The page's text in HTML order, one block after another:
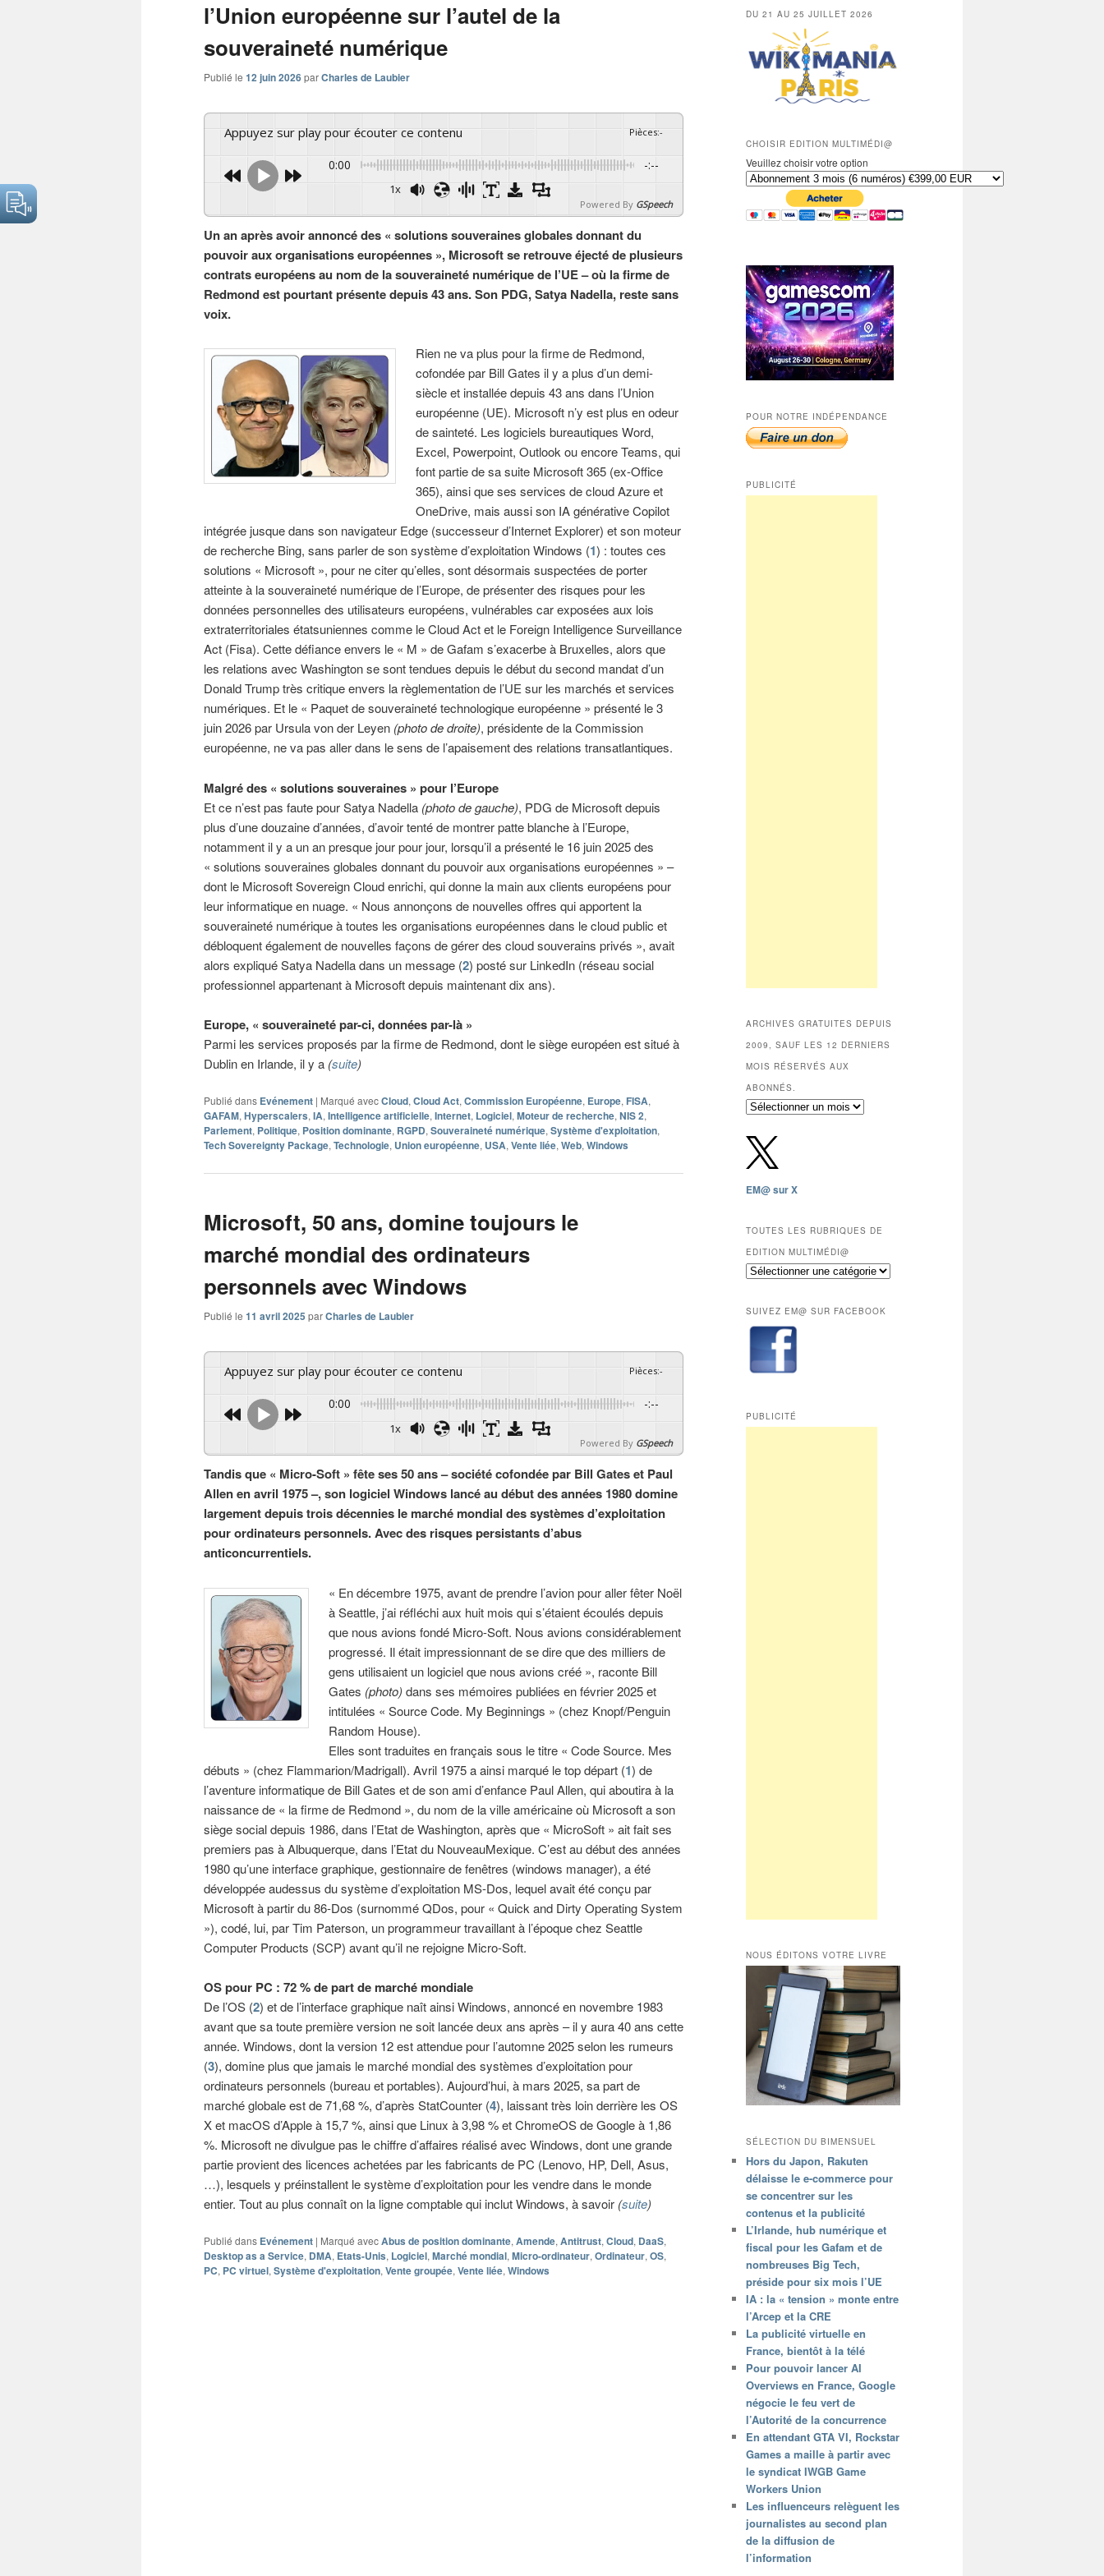
l’Union européenne sur l’autel de la
souveraineté numérique
Publié le 12 juin 2026parCharles de Laubier
Appuyez sur play pour écouter ce contenu Pièces:-
0:00 -:--
1x
Powered By GSpeech
Un an après avoir annoncé des « solutions souveraines globales donnant du
pouvoir aux organisations européennes », Microsoft se retrouve éjecté de plusieurs
contrats européens au nom de la souveraineté numérique de l’UE – où la firme de
Redmond est pourtant présente depuis 43 ans. Son PDG, Satya Nadella, reste sans
voix.
Rien ne va plus pour la firme de Redmond,
cofondée par Bill Gates il y a plus d’un demi-
siècle et installée depuis 43 ans dans l’Union
européenne (UE). Microsoft n’y est plus en odeur
de sainteté. Les logiciels bureautiques Word,
Excel, Powerpoint, Outlook ou encore Teams, qui
font partie de sa suite Microsoft 365 (ex-Office
365), ainsi que ses services de cloud Azure et
OneDrive, mais aussi son IA générative Copilot
intégrée jusque dans son navigateur Edge (successeur d’Internet Explorer) et son moteur
de recherche Bing, sans parler de son système d’exploitation Windows (1) : toutes ces
solutions « Microsoft », pour ne citer qu’elles, sont désormais suspectées de porter
atteinte à la souveraineté numérique de l’Europe, de présenter des risques pour les
données personnelles des utilisateurs européens, vulnérables car exposées aux lois
extraterritoriales étatsuniennes comme le Cloud Act et le Foreign Intelligence Surveillance
Act (Fisa). Cette défiance envers le « M » de Gafam s’exacerbe à Bruxelles, alors que
les relations avec Washington se sont tendues depuis le début du second mandat d’un
Donald Trump très critique envers la règlementation de l’UE sur les marchés et services
numériques. Et le « Paquet de souveraineté technologique européenne » présenté le 3
juin 2026 par Ursula von der Leyen (photo de droite), présidente de la Commission
européenne, ne va pas aller dans le sens de l’apaisement des relations transatlantiques.
Malgré des « solutions souveraines » pour l’Europe
Et ce n’est pas faute pour Satya Nadella (photo de gauche), PDG de Microsoft depuis
plus d’une douzaine d’années, d’avoir tenté de montrer patte blanche à l’Europe,
notamment il y a un an presque jour pour jour, lorsqu’il a présenté le 16 juin 2025 des
« solutions souveraines globales donnant du pouvoir aux organisations européennes » –
dont le Microsoft Sovereign Cloud enrichi, qui donne la main aux clients européens pour
leur informatique en nuage. « Nous annonçons de nouvelles offres qui apportent la
souveraineté numérique à toutes les organisations européennes dans le cloud public et
débloquent également de nouvelles façons de gérer des cloud souverains privés », avait
alors expliqué Satya Nadella dans un message (2) posté sur LinkedIn (réseau social
professionnel appartenant à Microsoft depuis maintenant dix ans).
Europe, « souveraineté par-ci, données par-là »
Parmi les services proposés par la firme de Redmond, dont le siège européen est situé à
Dublin en Irlande, il y a (suite)
Publié dans Evénement | Marqué avecCloud,Cloud Act,Commission Européenne, Europe, FISA,
GAFAM,Hyperscalers,IA,Intelligence artificielle,Internet, Logiciel,Moteur de recherche,NIS 2,
Parlement, Politique, Position dominante, RGPD,Souveraineté numérique,Système d'exploitation,
Tech Sovereignty Package,Technologie, Union européenne, USA,Vente liée,Web,Windows
Microsoft, 50 ans, domine toujours le
marché mondial des ordinateurs
personnels avec Windows
Publié le 11 avril 2025 parCharles de Laubier
Appuyez sur play pour écouter ce contenu Pièces:-
0:00 -:--
1x
Powered By GSpeech
Tandis que « Micro-Soft » fête ses 50 ans – société cofondée par Bill Gates et Paul
Allen en avril 1975 –, son logiciel Windows lancé au début des années 1980 domine
largement depuis trois décennies le marché mondial des systèmes d’exploitation
pour ordinateurs personnels. Avec des risques persistants d’abus
anticoncurrentiels.
« En décembre 1975, avant de prendre l’avion pour aller fêter Noël
à Seattle, j’ai réfléchi aux huit mois qui s’étaient écoulés depuis
que nous avions fondé Micro-Soft. Nous avions considérablement
progressé. Il était impressionnant de se dire que des milliers de
gens utilisaient un logiciel que nous avions créé », raconte Bill
Gates (photo) dans ses mémoires publiées en février 2025 et
intitulées « Source Code. My Beginnings » (chez Knopf/Penguin
Random House).
Elles sont traduites en français sous le titre « Code Source. Mes
débuts » (chez Flammarion/Madrigall). Avril 1975 a ainsi marqué le top départ (1) de
l’aventure informatique de Bill Gates et de son ami d’enfance Paul Allen, qui aboutira à la
naissance de « la firme de Redmond », du nom de la ville américaine où Microsoft a son
siège social depuis 1986, dans l’Etat de Washington, après que « MicroSoft » ait fait ses
premiers pas à Albuquerque, dans l’Etat du NouveauMexique. C’est au début des années
1980 qu’une interface graphique, gestionnaire de fenêtres (windows manager), a été
développée audessus du système d’exploitation MS-Dos, lequel avait été conçu par
Microsoft à partir du 86-Dos (surnommé QDos, pour « Quick and Dirty Operating System
»), codé, lui, par Tim Paterson, un programmeur travaillant à l’époque chez Seattle
Computer Products (SCP) avant qu’il ne rejoigne Micro-Soft.
OS pour PC : 72 % de part de marché mondiale
De l’OS (2) et de l’interface graphique naît ainsi Windows, annoncé en novembre 1983
avant que sa toute première version ne soit lancée deux ans après – il y aura 40 ans cette
année. Windows, dont la version 12 est attendue pour l’automne 2025 selon les rumeurs
(3), domine plus que jamais le marché mondial des systèmes d’exploitation pour
ordinateurs personnels (bureau et portables). Aujourd’hui, à mars 2025, sa part de
marché globale est de 71,68 %, d’après StatCounter (4), laissant très loin derrière les OS
X et macOS d’Apple à 15,7 %, ainsi que Linux à 3,98 % et ChromeOS de Google à 1,86
%. Microsoft ne divulgue pas le chiffre d’affaires réalisé avec Windows, dont une grande
partie provient des licences achetées par les fabricants de PC (Lenovo, HP, Dell, Asus,
…), lesquels y préinstallent le système d’exploitation pour les vendre dans le monde
entier. Tout au plus connaît on la ligne comptable qui inclut Windows, à savoir (suite)
Publié dans Evénement | Marqué avecAbus de position dominante,Amende,Antitrust,Cloud, DaaS,
Desktop as a Service, DMA, Etats-Unis, Logiciel,Marché mondial,Micro-ordinateur,Ordinateur,OS,
PC, PC virtuel,Système d'exploitation,Vente groupée,Vente liée,Windows
DU 21 AU 25 JUILLET 2026
CHOISIR EDITION MULTIMÉDI@
Veuillez choisir votre option
POUR NOTRE INDÉPENDANCE
PUBLICITÉ
ARCHIVES GRATUITES DEPUIS
2009, SAUF LES 12 DERNIERS
MOIS RÉSERVÉS AUX
ABONNÉS.
Archives
depuis
2009,
sauf
les
mois
réservés
aux
abonnés.
EM@ sur X
TOUTES LES RUBRIQUES DE
EDITION MULTIMÉDI@
Toutes
de
Edition
Multimédi@
SUIVEZ EM@ SUR FACEBOOK
PUBLICITÉ
NOUS ÉDITONS VOTRE LIVRE
SÉLECTION DU BIMENSUEL
Hors du Japon, Rakuten
délaisse le e-commerce pour
se concentrer sur les
contenus et la publicité
L’Irlande, hub numérique et
fiscal pour les Gafam et de
nombreuses Big Tech,
préside pour six mois l’UE
IA : la « tension » monte entre
l’Arcep et la CRE
La publicité virtuelle en
France, bientôt à la télé
Pour pouvoir lancer AI
Overviews en France, Google
négocie le feu vert de
l’Autorité de la concurrence
En attendant GTA VI, Rockstar
Games a maille à partir avec
le syndicat IWGB Game
Workers Union
Les influenceurs relèguent les
journalistes au second plan
de la diffusion de
l’information